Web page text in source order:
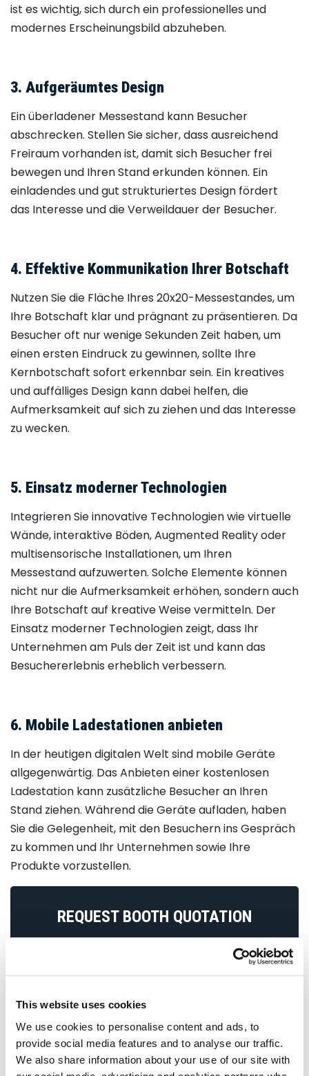
This website uses cookies
We use cookies to personalise content and ads, to
provide social media features and to analyse our traffic.
We also share information about your use of our site with
ist es wichtig, sich durch ein professionelles und
modernes Erscheinungsbild abzuheben.
3. Aufgeräumtes Design
Ein überladener Messestand kann Besucher
abschrecken. Stellen Sie sicher, dass ausreichend
Freiraum vorhanden ist, damit sich Besucher frei
bewegen und Ihren Stand erkunden können. Ein
einladendes und gut strukturiertes Design fördert
das Interesse und die Verweildauer der Besucher.
4. Effektive Kommunikation Ihrer Botschaft
Nutzen Sie die Fläche Ihres 20x20-Messestandes, um
Ihre Botschaft klar und prägnant zu präsentieren. Da
Besucher oft nur wenige Sekunden Zeit haben, um
einen ersten Eindruck zu gewinnen, sollte Ihre
Kernbotschaft sofort erkennbar sein. Ein kreatives
und auffälliges Design kann dabei helfen, die
Aufmerksamkeit auf sich zu ziehen und das Interesse
zu wecken.​
5. Einsatz moderner Technologien
Integrieren Sie innovative Technologien wie virtuelle
Wände, interaktive Böden, Augmented Reality oder
multisensorische Installationen, um Ihren
Messestand aufzuwerten. Solche Elemente können
nicht nur die Aufmerksamkeit erhöhen, sondern auch
Ihre Botschaft auf kreative Weise vermitteln. Der
Einsatz moderner Technologien zeigt, dass Ihr
Unternehmen am Puls der Zeit ist und kann das
Besuchererlebnis erheblich verbessern.
6. Mobile Ladestationen anbieten
In der heutigen digitalen Welt sind mobile Geräte
allgegenwärtig. Das Anbieten einer kostenlosen
Ladestation kann zusätzliche Besucher an Ihren
Stand ziehen. Während die Geräte aufladen, haben
Sie die Gelegenheit, mit den Besuchern ins Gespräch
zu kommen und Ihr Unternehmen sowie Ihre
Produkte vorzustellen.​
REQUEST BOOTH QUOTATION
Company Name*
Email ID*